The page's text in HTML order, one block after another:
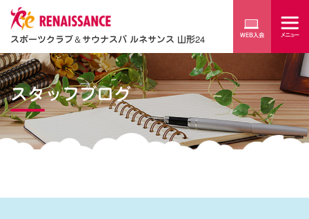
スポーツクラブ＆サウナスパ ルネサンス 山形24
スタッフブログ